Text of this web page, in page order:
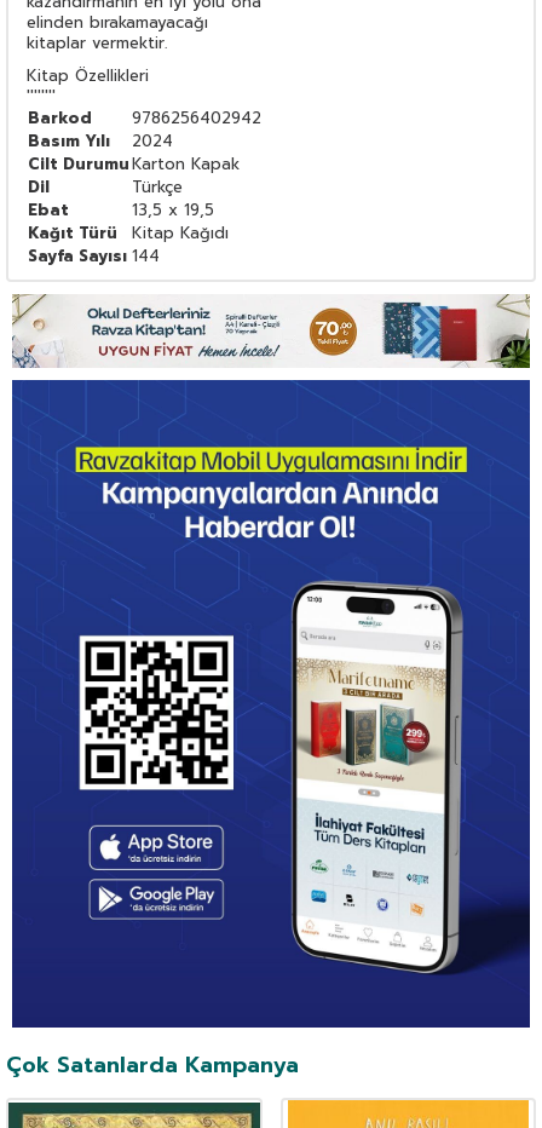
elinden bırakamayacağı
kitaplar vermektir.
Kitap Özellikleri
''''''''
Barkod
9786256402942
Basım Yılı
2024
Cilt DurumuKarton Kapak
Dil
Türkçe
Ebat
13,5 x 19,5
Kağıt Türü
Kitap Kağıdı
Sayfa Sayısı 144
Çok Satanlarda Kampanya